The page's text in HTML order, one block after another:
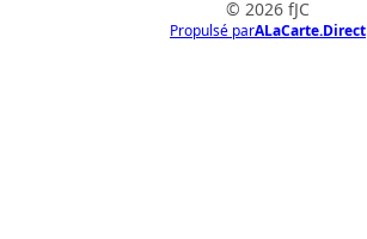
© 2026 fJC
Propulsé parALaCarte.Direct